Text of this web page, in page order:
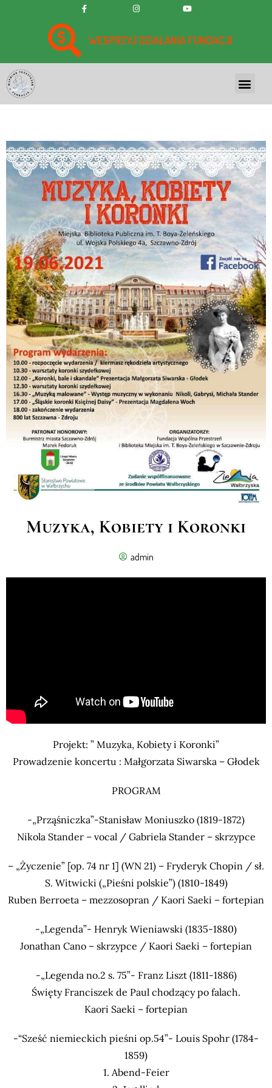
WESPRZYJ DZIAŁANIA FUNDACJI
Muzyka, Kobiety i Koronki
admin
Projekt: ” Muzyka, Kobiety i Koronki”
Prowadzenie koncertu : Małgorzata Siwarska – Głodek
PROGRAM
-„Prząśniczka”-Stanisław Moniuszko (1819-1872)
Nikola Stander – vocal / Gabriela Stander – skrzypce
– „Życzenie” [op. 74 nr 1] (WN 21) – Fryderyk Chopin / sł.
S. Witwicki („Pieśni polskie”) (1810-1849)
Ruben Berroeta – mezzosopran / Kaori Saeki – fortepian
-„Legenda”- Henryk Wieniawski (1835-1880)
Jonathan Cano – skrzypce / Kaori Saeki – fortepian
-„Legenda no.2 s. 75”- Franz Liszt (1811-1886)
Święty Franciszek de Paul chodzący po falach.
Kaori Saeki – fortepian
-“Sześć niemieckich pieśni op.54”- Louis Spohr (1784-
1859)
1. Abend-Feier